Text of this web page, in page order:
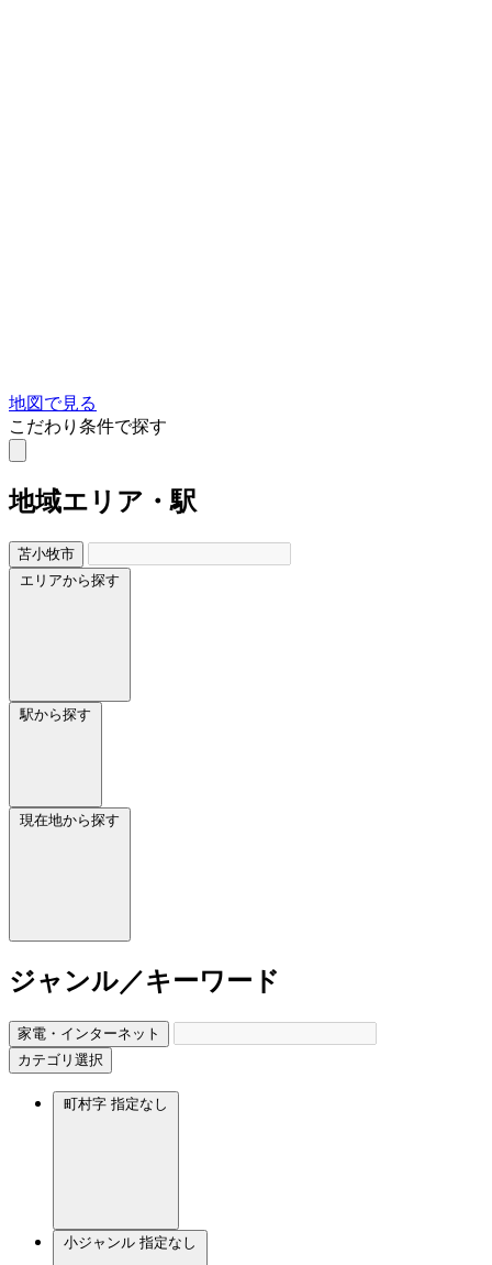
地図で見る
こだわり条件で探す
地域エリア・駅
苫小牧市
エリアから探す
駅から探す
現在地から探す
ジャンル／キーワード
家電・インターネット
カテゴリ選択
町村字 指定なし
小ジャンル 指定なし